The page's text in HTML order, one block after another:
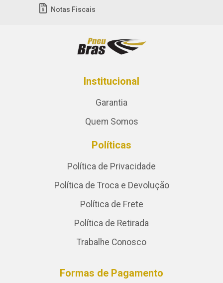
Notas Fiscais
Institucional
Garantia
Quem Somos
Políticas
Política de Privacidade
Política de Troca e Devolução
Política de Frete
Política de Retirada
Trabalhe Conosco
Formas de Pagamento